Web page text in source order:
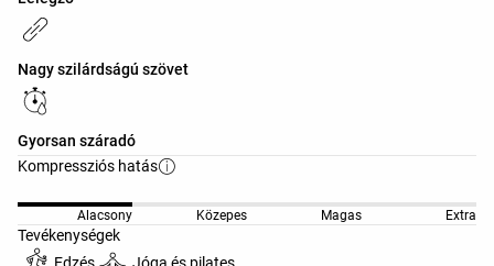
Nagy szilárdságú szövet
Gyorsan száradó
Kompressziós hatás
Alacsony Közepes Magas Extra
Tevékenységek